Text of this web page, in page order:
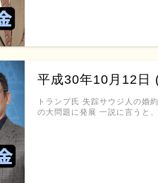
平成30年10月12日
トランプ氏 失踪サウジ人の婚
の大問題に発展 一説に言うと